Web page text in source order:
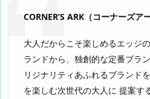
CORNER’S ARK（コーナーズア
大人だからこそ楽しめるエッジ
ランドから、独創的な定番ブラ
リジナリティあふれるブランド
を楽しむ次世代の大人に 提案す